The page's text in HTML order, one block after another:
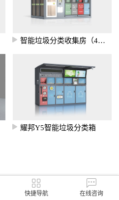
智能垃圾分类收集房（4分类）
耀邦Y5智能垃圾分类箱
快捷导航 在线咨询